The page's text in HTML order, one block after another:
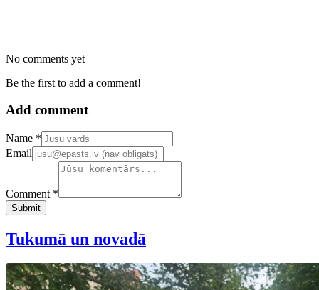
No comments yet
Be the first to add a comment!
Add comment
Confirm your email address
Name *
Email
Comment *
Submit
Tukumā un novadā